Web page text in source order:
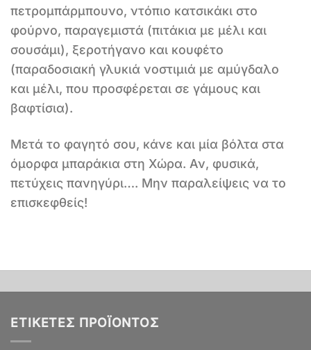
πετρομπάρμπουνο, ντόπιο κατσικάκι στο
φούρνο, παραγεμιστά (πιτάκια με μέλι και
σουσάμι), ξεροτήγανο και κουφέτο
(παραδοσιακή γλυκιά νοστιμιά με αμύγδαλο
και μέλι, που προσφέρεται σε γάμους και
βαφτίσια).
Μετά το φαγητό σου, κάνε και μία βόλτα στα
όμορφα μπαράκια στη Χώρα. Αν, φυσικά,
πετύχεις πανηγύρι…. Μην παραλείψεις να το
επισκεφθείς!
ΕΤΙΚΈΤΕΣ ΠΡΟΪΌΝΤΟΣ